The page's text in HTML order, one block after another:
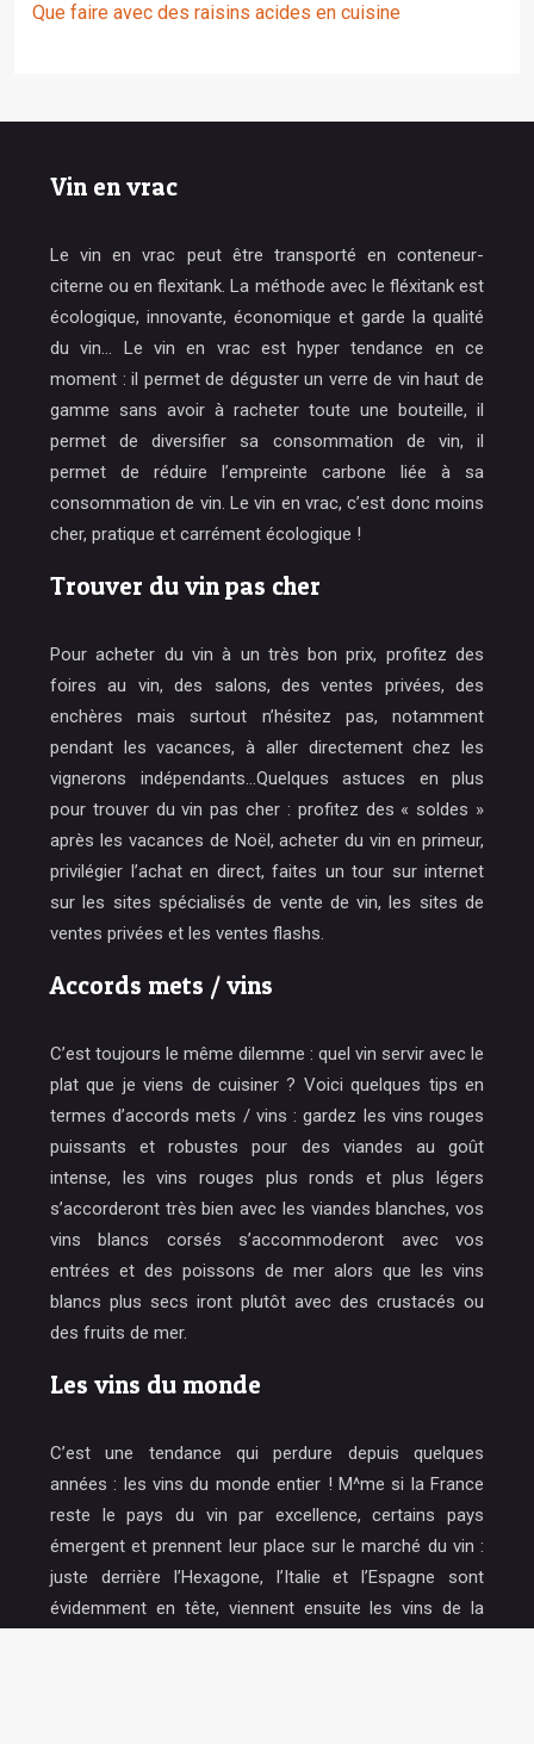
Que faire avec des raisins acides en cuisine
Vin en vrac
Le vin en vrac peut être transporté en conteneur-
citerne ou en flexitank. La méthode avec le fléxitank est
écologique, innovante, économique et garde la qualité
du vin… Le vin en vrac est hyper tendance en ce
moment : il permet de déguster un verre de vin haut de
gamme sans avoir à racheter toute une bouteille, il
permet de diversifier sa consommation de vin, il
permet de réduire l’empreinte carbone liée à sa
consommation de vin. Le vin en vrac, c’est donc moins
cher, pratique et carrément écologique !
Trouver du vin pas cher
Pour acheter du vin à un très bon prix, profitez des
foires au vin, des salons, des ventes privées, des
enchères mais surtout n’hésitez pas, notamment
pendant les vacances, à aller directement chez les
vignerons indépendants…Quelques astuces en plus
pour trouver du vin pas cher : profitez des « soldes »
après les vacances de Noël, acheter du vin en primeur,
privilégier l’achat en direct, faites un tour sur internet
sur les sites spécialisés de vente de vin, les sites de
ventes privées et les ventes flashs.
Accords mets / vins
C’est toujours le même dilemme : quel vin servir avec le
plat que je viens de cuisiner ? Voici quelques tips en
termes d’accords mets / vins : gardez les vins rouges
puissants et robustes pour des viandes au goût
intense, les vins rouges plus ronds et plus légers
s’accorderont très bien avec les viandes blanches, vos
vins blancs corsés s’accommoderont avec vos
entrées et des poissons de mer alors que les vins
blancs plus secs iront plutôt avec des crustacés ou
des fruits de mer.
Les vins du monde
C’est une tendance qui perdure depuis quelques
années : les vins du monde entier ! M^me si la France
reste le pays du vin par excellence, certains pays
émergent et prennent leur place sur le marché du vin :
juste derrière l’Hexagone, l’Italie et l’Espagne sont
évidemment en tête, viennent ensuite les vins de la